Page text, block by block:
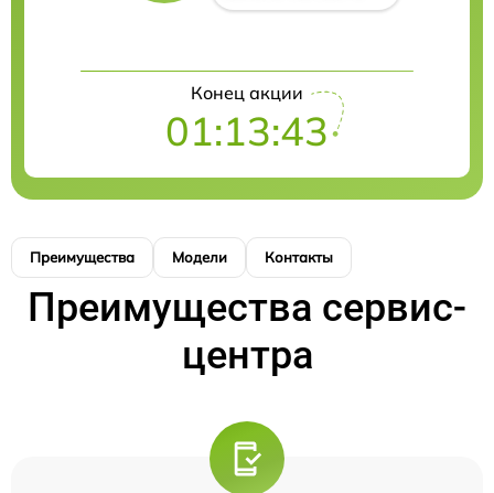
Конец акции
01:13:43
Преимущества Модели Контакты
Преимущества сервис-
центра